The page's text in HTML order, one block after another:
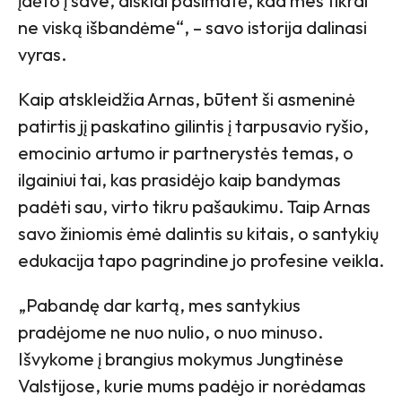
ne viską išbandėme“, – savo istorija dalinasi
vyras.
Kaip atskleidžia Arnas, būtent ši asmeninė
patirtis jį paskatino gilintis į tarpusavio ryšio,
emocinio artumo ir partnerystės temas, o
ilgainiui tai, kas prasidėjo kaip bandymas
padėti sau, virto tikru pašaukimu. Taip Arnas
savo žiniomis ėmė dalintis su kitais, o santykių
edukacija tapo pagrindine jo profesine veikla.
„Pabandę dar kartą, mes santykius
pradėjome ne nuo nulio, o nuo minuso.
Išvykome į brangius mokymus Jungtinėse
Valstijose, kurie mums padėjo ir norėdamas